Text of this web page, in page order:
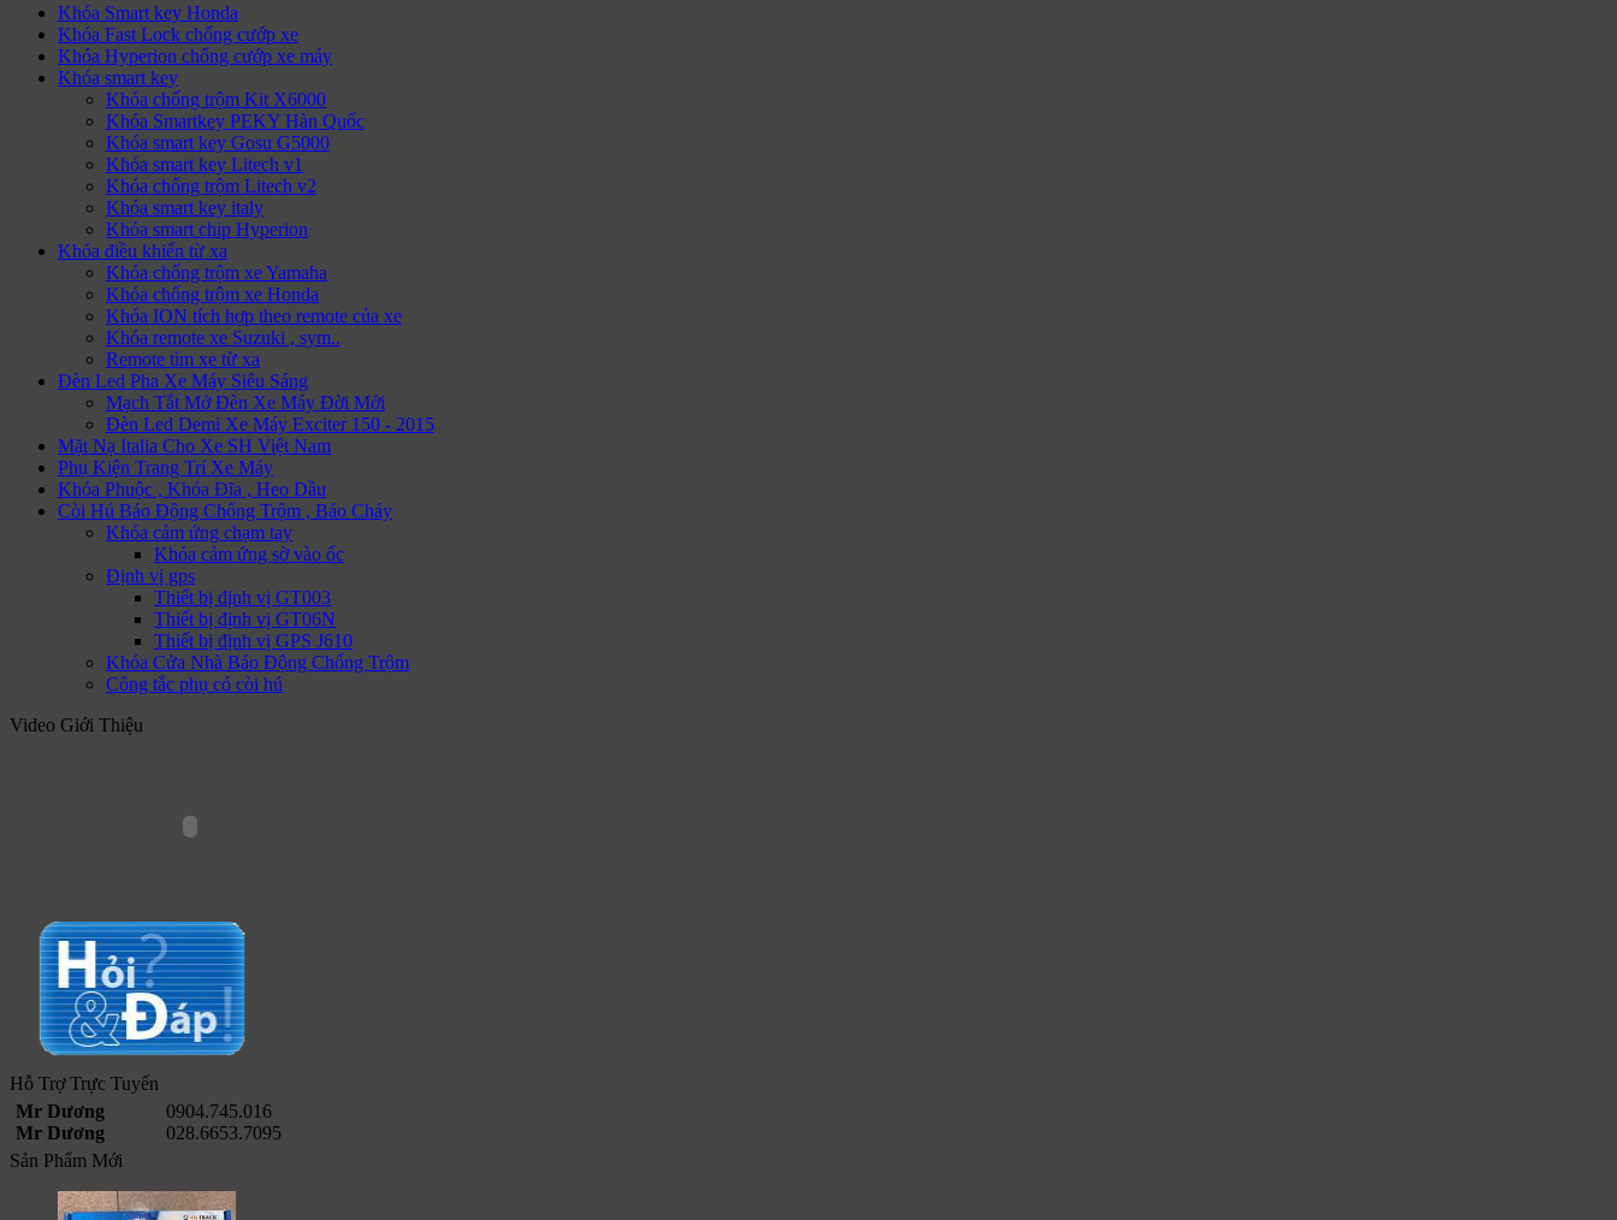
Khóa Smart key Honda
Khóa Fast Lock chống cướp xe
Khóa Hyperion chống cướp xe máy
Khóa smart key
Khóa chống trộm Kit X6000
Khóa Smartkey PEKY Hàn Quốc
Khóa smart key Gosu G5000
Khóa smart key Litech v1
Khóa chống trộm Litech v2
Khóa smart key italy
Khóa smart chip Hyperion
Khóa điều khiển từ xa
Khóa chống trộm xe Yamaha
Khóa chống trộm xe Honda
Khóa ION tích hợp theo remote của xe
Khóa remote xe Suzuki , sym..
Remote tìm xe từ xa
Đèn Led Pha Xe Máy Siêu Sáng
Mạch Tắt Mở Đèn Xe Máy Đời Mới
Đèn Led Demi Xe Máy Exciter 150 - 2015
Mặt Nạ Italia Cho Xe SH Việt Nam
Phụ Kiện Trang Trí Xe Máy
Khóa Phuộc , Khóa Đĩa , Heo Dầu
Còi Hú Báo Động Chống Trộm , Báo Cháy
Khóa cảm ứng chạm tay
Khóa cảm ứng sờ vào ốc
Định vị gps
Thiết bị định vị GT003
Thiết bị định vị GT06N
Thiết bị định vị GPS J610
Khóa Cửa Nhà Báo Động Chống Trộm
Công tắc phụ có còi hú
Video Giới Thiệu
Hỗ Trợ Trực Tuyến
Mr Dương
0904.745.016
Mr Dương
028.6653.7095
Sản Phẩm Mới